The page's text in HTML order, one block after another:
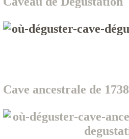
Cave ancestrale de 1738